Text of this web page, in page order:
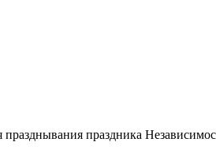
праздника